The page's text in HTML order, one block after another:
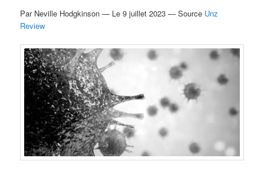
Par Neville Hodgkinson — Le 9 juillet 2023 — Source Unz
Review